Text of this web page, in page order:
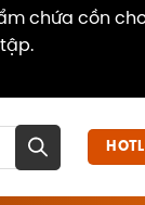
chứa cồn